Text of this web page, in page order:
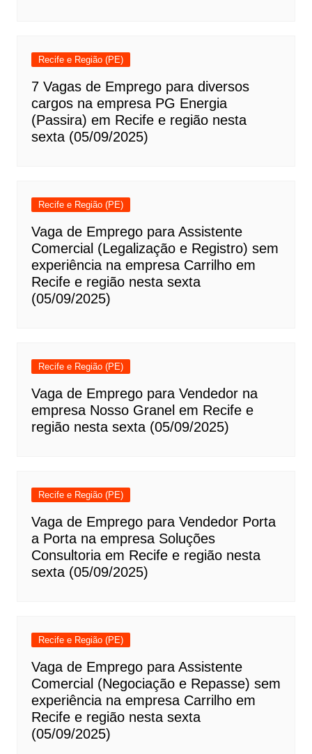
Recife e Região (PE)
7 Vagas de Emprego para diversos
cargos na empresa PG Energia
(Passira) em Recife e região nesta
sexta (05/09/2025)
Recife e Região (PE)
Vaga de Emprego para Assistente
Comercial (Legalização e Registro) sem
experiência na empresa Carrilho em
Recife e região nesta sexta
(05/09/2025)
Recife e Região (PE)
Vaga de Emprego para Vendedor na
empresa Nosso Granel em Recife e
região nesta sexta (05/09/2025)
Recife e Região (PE)
Vaga de Emprego para Vendedor Porta
a Porta na empresa Soluções
Consultoria em Recife e região nesta
sexta (05/09/2025)
Recife e Região (PE)
Vaga de Emprego para Assistente
Comercial (Negociação e Repasse) sem
experiência na empresa Carrilho em
Recife e região nesta sexta
(05/09/2025)